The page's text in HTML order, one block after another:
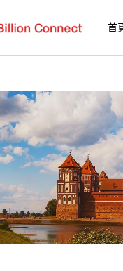
首
地的區域套餐
eSIM？
用 Billion
白俄羅斯
與數據套餐
餐